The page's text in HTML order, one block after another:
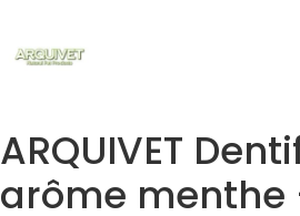
ARQUIVET
arôme menthe